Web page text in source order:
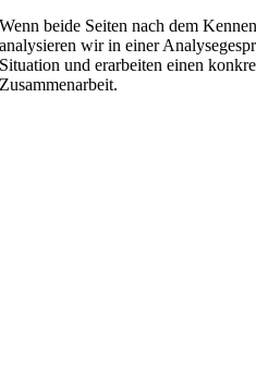
Wenn beide Seiten nach dem
analysieren wir in einer
Situation und erarbeiten einen
Zusammenarbeit.